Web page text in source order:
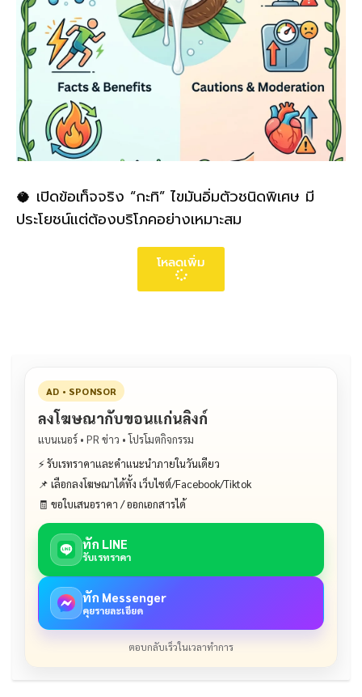
🥥 เปิดข้อเท็จจริง “กะทิ” ไขมันอิ่มตัวชนิดพิเศษ มี
ประโยชน์แต่ต้องบริโภคอย่างเหมาะสม
โหลดเพิ่ม
AD • SPONSOR
ลงโฆษณากับขอนแก่นลิงก์
แบนเนอร์ • PR ข่าว • โปรโมตกิจกรรม
⚡ รับเรทราคาและคำแนะนำภายในวันเดียว
📌 เลือกลงโฆษณาได้ทั้ง เว็บไซต์/Facebook/Tiktok
🧾 ขอใบเสนอราคา / ออกเอกสารได้
ทัก LINE
รับเรทราคา
ทัก Messenger
คุยรายละเอียด
ตอบกลับเร็วในเวลาทำการ